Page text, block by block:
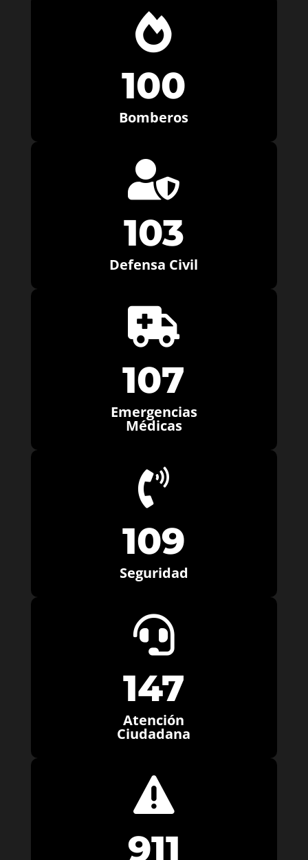

100
Bomberos

103
Defensa Civil

107
Emergencias
Médicas

109
Seguridad

147
Atención
Ciudadana

911